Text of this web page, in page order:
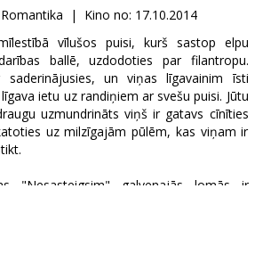
| Kino no: 17.10.2014
vīlušos puisi, kurš sastop elpu
ballē, uzdodoties par filantropu.
un viņas līgavainim īsti
ietu uz randiņiem ar svešu puisi. Jūtu
uzmundrināts viņš ir gatavs cīnīties
uz milzīgajām pūlēm, kas viņam ir
"Nesasteigsim" galvenajās lomās ir
("Atriebēji", "Kapteinis Amerika 2: